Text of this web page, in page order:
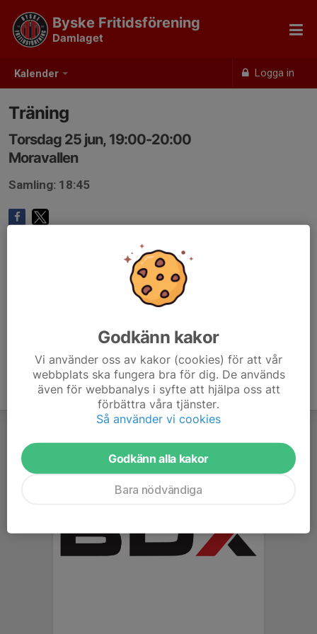
Kalender Logga in
Byske Fritidsförening
Damlaget
Träning
Torsdag 25 jun, 19:00-20:00
Moravallen
Samling: 18:45
Godkänn kakor
Vi använder oss av kakor (cookies) för att vår
webbplats ska fungera bra för dig. De används
även för webbanalys i syfte att hjälpa oss att
förbättra våra tjänster.
Så använder vi cookies
Godkänn alla kakor
Bara nödvändiga